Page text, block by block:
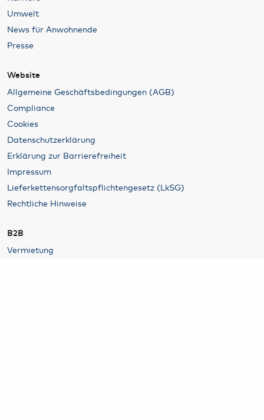
Umwelt
News für Anwohnende
Presse
Website
Allgemeine Geschäftsbedingungen (AGB)
Compliance
Cookies
Datenschutzerklärung
Erklärung zur Barrierefreiheit
Impressum
Lieferkettensorgfaltspflichtengesetz (LkSG)
Rechtliche Hinweise
B2B
Vermietung